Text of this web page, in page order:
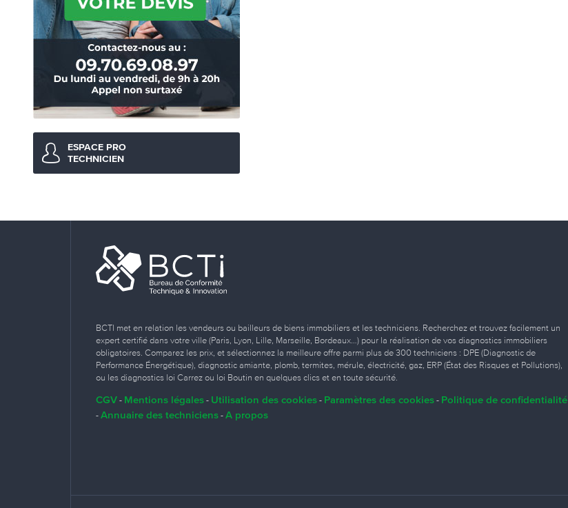
ESPACE PRO
TECHNICIEN
BCTI met en relation les vendeurs ou bailleurs de biens immobiliers et les techniciens. Recherchez et trouvez facilement un
expert certifié dans votre ville (Paris, Lyon, Lille, Marseille, Bordeaux…) pour la réalisation de vos diagnostics immobiliers
obligatoires. Comparez les prix, et sélectionnez la meilleure offre parmi plus de 300 techniciens : DPE (Diagnostic de
Performance Énergétique), diagnostic amiante, plomb, termites, mérule, électricité, gaz, ERP (État des Risques et Pollutions),
ou les diagnostics loi Carrez ou loi Boutin en quelques clics et en toute sécurité.
CGV - Mentions légales - Utilisation des cookies - Paramètres des cookies - Politique de confidentialité
- Annuaire des techniciens - A propos